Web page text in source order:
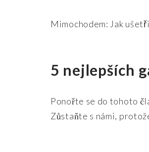
Mimochodem: Jak
5 nejlepších
Ponořte se do tohoto
Zůstaňte s námi,